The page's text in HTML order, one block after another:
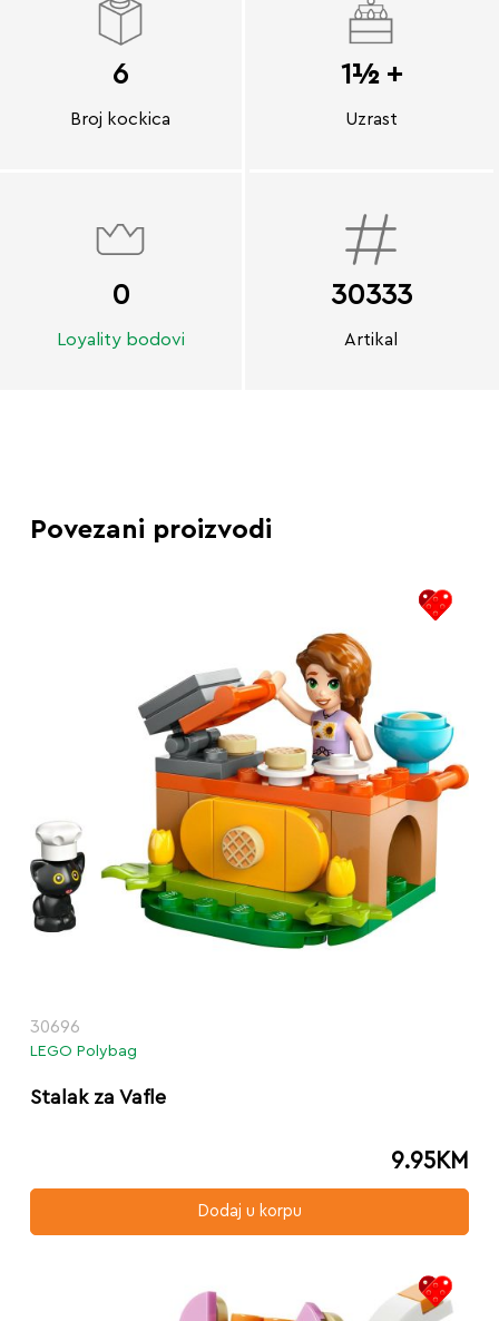
6
Broj kockica
1½ +
Uzrast
0
Loyality bodovi
30333
Artikal
Povezani proizvodi
30696
LEGO Polybag
Stalak za Vafle
9.95KM
Dodaj u korpu